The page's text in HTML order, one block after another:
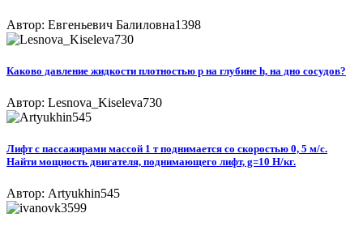
Автор: Евгеньевич Балиловна1398
Каково давление жидкости плотностью p на глубине h, на дно сосудов?
Автор: Lesnova_Kiseleva730
Лифт с пассажирами массой 1 т поднимается со скоростью 0, 5 м/с.
Найти мощность двигателя, поднимающего лифт, g=10 Н/кг.
Автор: Artyukhin545